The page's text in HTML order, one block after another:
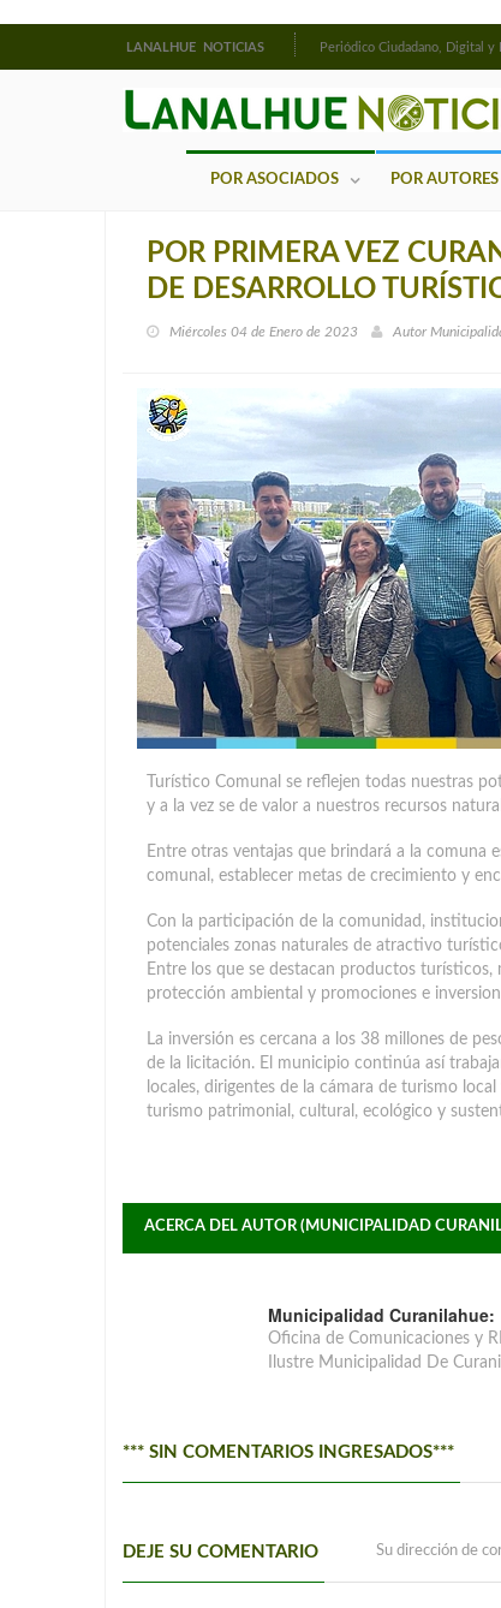
LANALHUE NOTICIAS Periódico Ciudadano, Digital y
POR ASOCIADOS POR AUTORES
POR PRIMERA VEZ
DE DESARROLLO
Miércoles 04 de Enero de 2023 Autor
Turístico Comunal se reflejen todas nuestras
y a la vez se de valor a nuestros recursos
Entre otras ventajas que brindará a la comuna
comunal, establecer metas de crecimiento y
Con la participación de la comunidad,
potenciales zonas naturales de atractivo
Entre los que se destacan productos
protección ambiental y promociones e
La inversión es cercana a los 38 millones de
de la licitación. El municipio continúa así
locales, dirigentes de la cámara de turismo
turismo patrimonial, cultural, ecológico y
ACERCA DEL AUTOR (MUNICIPALIDAD
Municipalidad Curanilahue:
Oficina de Comunicaciones y
Ilustre Municipalidad De
*** SIN COMENTARIOS INGRESADOS***
DEJE SU COMENTARIO Su dirección de